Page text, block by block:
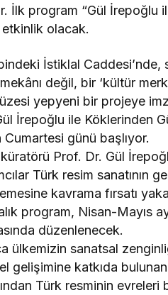
İlk program “Gül
etkinlik olacak.
İstiklal Caddesi’nde,
değil, bir ‘kültür
yepyeni bir projeye
İrepoğlu ile Köklerinden
günü başlıyor.
Prof. Dr. Gül
Türk resim sanatının
kavrama fırsatı
program, Nisan-Mayıs
düzenlenecek.
ülkemizin sanatsal
gelişimine katkıda
Türk resminin